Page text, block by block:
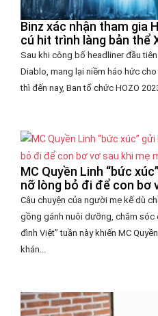
Binz xác nhận tham gia
cú hit trình làng bản thể
Sau khi công bố headliner đầu
Diablo, mang lại niềm háo hức
thì đến nay, Ban tổ chức HOZO
MC Quyền Linh “bức
nỡ lòng bỏ đi để con bơ
Câu chuyện của người mẹ kế dù
gồng gánh nuôi dưỡng, chăm sóc
đình Việt” tuần này khiến MC
khán...